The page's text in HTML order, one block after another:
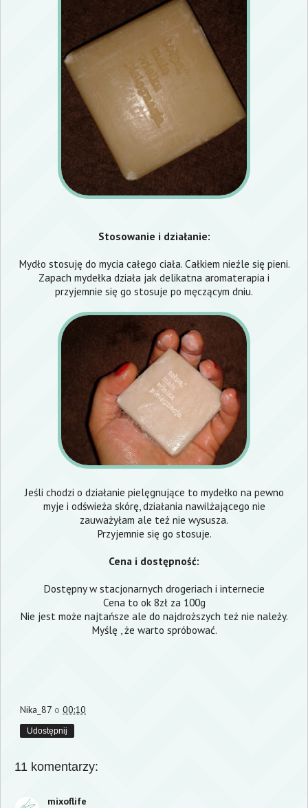
Stosowanie i działanie:
Mydło stosuję do mycia całego ciała. Całkiem nieźle się pieni.
Zapach mydełka działa jak delikatna aromaterapia i
przyjemnie się go stosuje po męczącym dniu.
Jeśli chodzi o działanie pielęgnujące to mydełko na pewno
myje i odświeża skórę, działania nawilżającego nie
zauważyłam ale też nie wysusza.
Przyjemnie się go stosuje.
Cena i dostępność:
Dostępny w stacjonarnych drogeriach i internecie
Cena to ok 8zł za 100g
Nie jest może najtańsze ale do najdroższych też nie należy.
Myślę , że warto spróbować.
Nika_87 o 00:10
Udostępnij
11 komentarzy:
mixoflife